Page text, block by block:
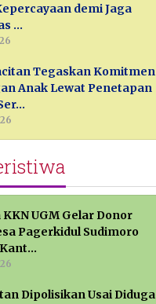
demi Jaga
…
Tegaskan Komitmen
Anak Lewat Penetapan
UGM Gelar Donor
Pagerkidul Sudimoro
Kant…
Dipolisikan Usai Diduga